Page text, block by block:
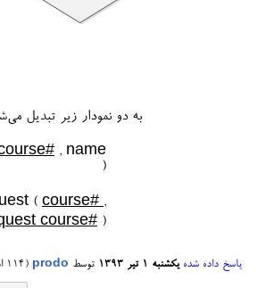
به دو نمودار زیر تبدیل
, name
)
( course# ,
course# )
پاسخ داده شده یکشنبه ۱ تیر ۱۳۹۳ توسط prodo
(
114